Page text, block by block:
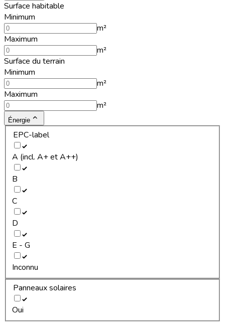
Surface habitable
Minimum
m²
Maximum
m²
Surface du terrain
Minimum
m²
Maximum
m²
Énergie
EPC-label
A (incl. A+ et A++)
B
C
D
E - G
Inconnu
Panneaux solaires
Oui